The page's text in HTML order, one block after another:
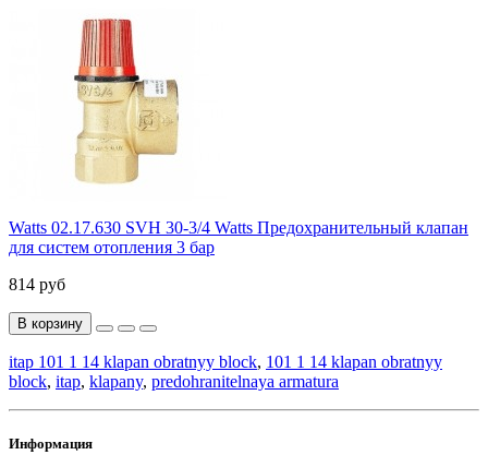
Watts 02.17.630 SVH 30-3/4 Watts Предохранительный клапан
для систем отопления 3 бар
814 руб
В корзину
itap 101 1 14 klapan obratnyy block, 101 1 14 klapan obratnyy
block, itap, klapany, predohranitelnaya armatura
Информация